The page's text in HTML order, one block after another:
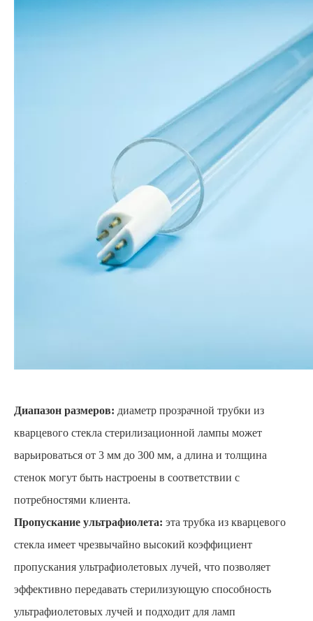
Диапазон размеров: диаметр прозрачной трубки из
кварцевого стекла стерилизационной лампы может
варьироваться от 3 мм до 300 мм, а длина и толщина
стенок могут быть настроены в соответствии с
потребностями клиента.
Пропускание ультрафиолета: эта трубка из кварцевого
стекла имеет чрезвычайно высокий коэффициент
пропускания ультрафиолетовых лучей, что позволяет
эффективно передавать стерилизующую способность
ультрафиолетовых лучей и подходит для ламп